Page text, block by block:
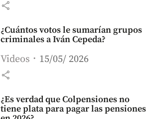
share
¿Cuántos votos le sumarían grupos
criminales a Iván Cepeda?
Videos 15/05/ 2026
share
¿Es verdad que Colpensiones no
tiene plata para pagar las pensiones